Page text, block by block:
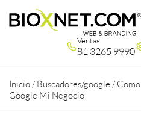
Ventas
81 3265 9990
Inicio /Buscadores/google /
Google Mi Negocio